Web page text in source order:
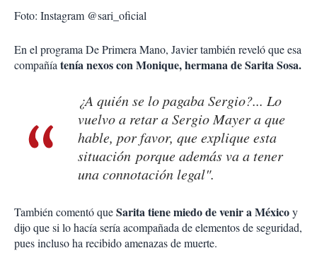
Foto: Instagram @sari_oficial
En el programa De Primera Mano, Javier también reveló que esa
compañía tenía nexos con Monique, hermana de Sarita Sosa.
¿A quién se lo pagaba Sergio?... Lo
vuelvo a retar a Sergio Mayer a que
hable, por favor, que explique esta
situación porque además va a tener
una connotación legal".
También comentó queSarita tiene miedo de venir a Méxicoy
dijo que si lo hacía sería acompañada de elementos de seguridad,
pues incluso ha recibido amenazas de muerte.